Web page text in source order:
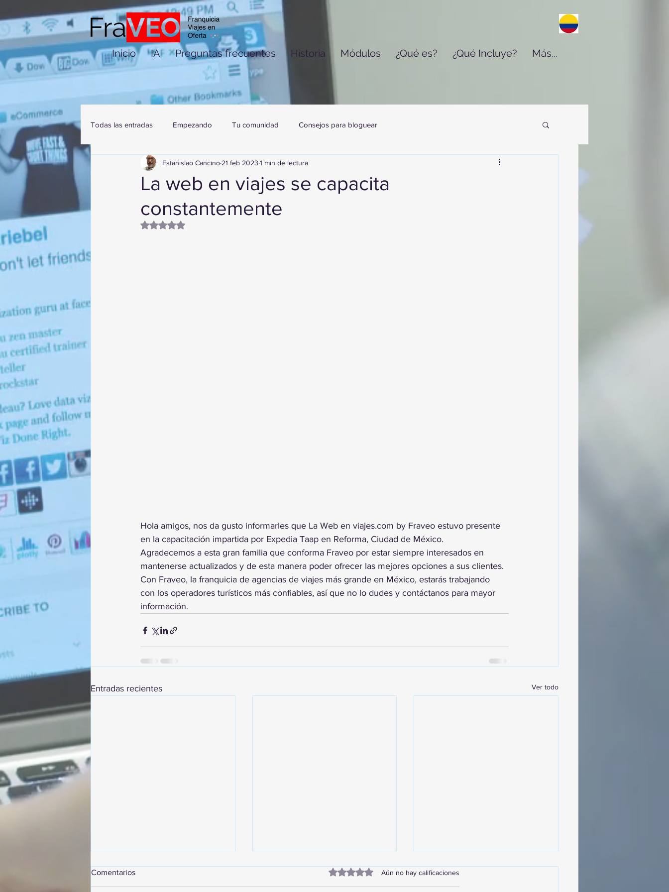
Inicio IA Preguntas frecuentes Historia Módulos ¿Qué es? ¿Qué Incluye? Más...
Todas las entradas Empezando Tu comunidad Consejos para bloguear
La web en viajes se capacita
constantemente
Estanislao Cancino 21 feb 2023 1 min de lectura
Obtuvo NaN de 5 estrellas.
Hola amigos, nos da gusto informarles que La Web en viajes.com by Fraveo estuvo presente
en la capacitación impartida por Expedia Taap en Reforma, Ciudad de México.
Agradecemos a esta gran familia que conforma Fraveo por estar siempre interesados en
mantenerse actualizados y de esta manera poder ofrecer las mejores opciones a sus clientes.
Con Fraveo, la franquicia de agencias de viajes más grande en México, estarás trabajando
con los operadores turísticos más confiables, así que no lo dudes y contáctanos para mayor
información.
Entradas recientes Ver todo
Comentarios Obtuvo 0 de 5 estrellas.
Aún no hay calificaciones